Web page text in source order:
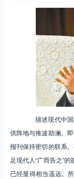
描述现代中国
供阵地与推波助澜。
报刊保持密切的联系
足现代人“广而告之”
已经显得相当遥远。